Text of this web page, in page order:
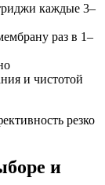
каждые 3–
раз в 1–
и чистотой
резко
и